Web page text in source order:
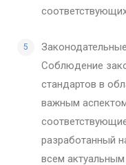
Соблюдение
стандартов в
важным
разработанный
всем